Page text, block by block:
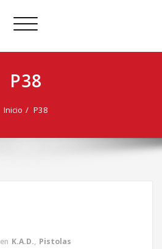
Alternar
P38
Inicio P38
en K.A.D., Pistolas